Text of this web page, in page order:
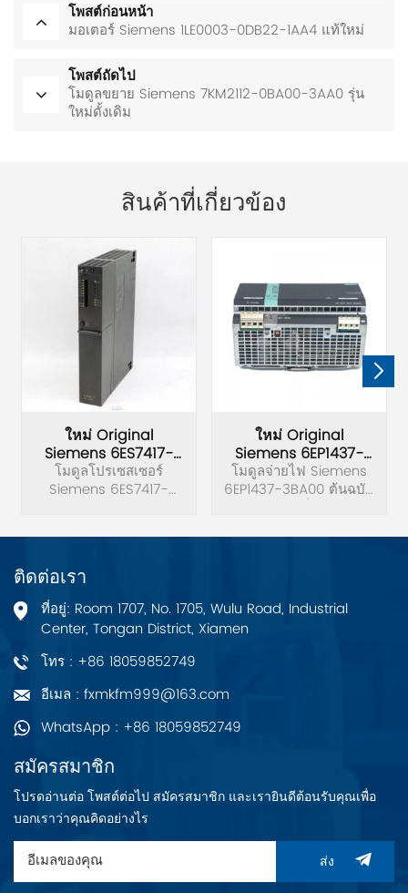
โพสต์ก่อนหน้า
มอเตอร์ Siemens 1LE0003-0DB22-1AA4 แท้ใหม่
โพสต์ถัดไป
โมดูลขยาย Siemens 7KM2112-0BA00-3AA0 รุ่น
ใหม่ดั้งเดิม
สินค้าที่เกี่ยวข้อง
ใหม่ Original
Siemens 6ES7417-
4HL04-0AB0 โมดูล
โปรเซสเซอร์
โมดูลโปรเซสเซอร์
Siemens 6ES7417-
400H, CPU 417H หน่วย
ประมวลผลกลางสำหรับ
S7-400H 4 อินเทอร์เฟซ:
1 MPI/DP, 1 DP และ 2
สำหรับโมดูลซิงค์ หน่วย
ความจำ 20 MB (ข้อมูล
10 MB/10 โปรแกรม
MB).
ใหม่ Original
Siemens 6EP1437-
3BA00 โมดูลแหล่งจ่าย
ไฟ
โมดูลจ่ายไฟ Siemens
6EP1437-3BA00 ต้นฉบับ
ติดต่อเรา
ที่อยู่: Room 1707, No. 1705, Wulu Road, Industrial
Center, Tongan District, Xiamen
โทร : +86 18059852749
อีเมล : fxmkfm999@163.com
WhatsApp : +86 18059852749
สมัครสมาชิก
โปรดอ่านต่อ โพสต์ต่อไป สมัครสมาชิก และเรายินดีต้อนรับคุณเพื่อ
บอกเราว่าคุณคิดอย่างไร
ส่ง